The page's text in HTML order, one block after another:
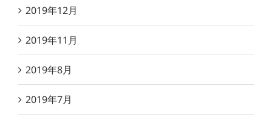
2019年12月
2019年11月
2019年8月
2019年7月